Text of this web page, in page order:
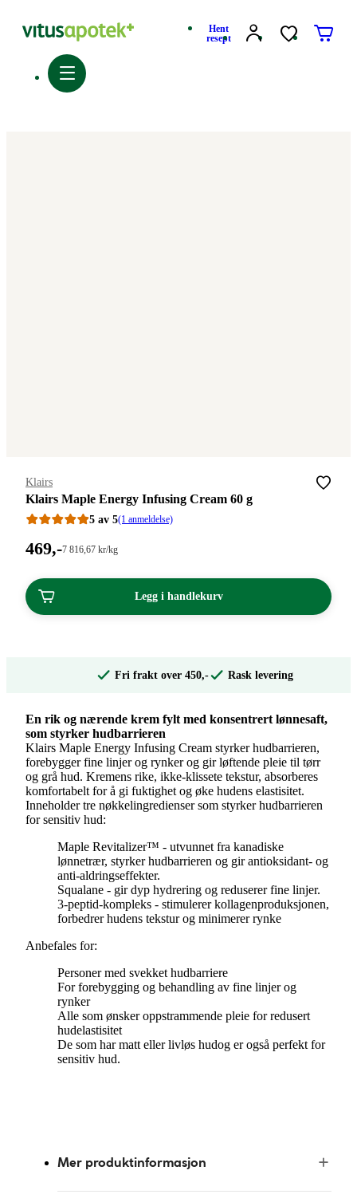
Hent
resept
Merke
Klairs
Klairs Maple Energy Infusing Cream 60 g
5 av 5(1 anmeldelse)
Pris:
kroner.
469,-Stykkpris:
816,67/kg
7 816 ,67 kr/kg
Legg i handlekurv
Fri frakt over 450,- Rask levering
En rik og nærende krem fylt med konsentrert lønnesaft,
som styrker hudbarrieren
Klairs Maple Energy Infusing Cream styrker hudbarrieren,
forebygger fine linjer og rynker og gir løftende pleie til tørr
og grå hud. Kremens rike, ikke-klissete tekstur, absorberes
komfortabelt for å gi fuktighet og øke hudens elastisitet.
Inneholder tre nøkkelingredienser som styrker hudbarrieren
for sensitiv hud:
Maple Revitalizer™ - utvunnet fra kanadiske
lønnetrær, styrker hudbarrieren og gir antioksidant- og
anti-aldringseffekter.
Squalane - gir dyp hydrering og reduserer fine linjer.
3-peptid-kompleks - stimulerer kollagenproduksjonen,
forbedrer hudens tekstur og minimerer rynke
Anbefales for:
Personer med svekket hudbarriere
For forebygging og behandling av fine linjer og
rynker
Alle som ønsker oppstrammende pleie for redusert
hudelastisitet
De som har matt eller livløs hudog er også perfekt for
sensitiv hud.
Mer produktinformasjon